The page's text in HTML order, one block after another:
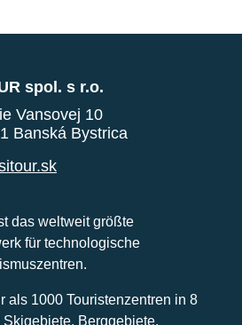
spol. s r.o.
Vansovej 10
Banská Bystrica
das weltweit größte
für technologische
als 1000 Touristenzentren in 8
Skigebiete, Berggebiete,